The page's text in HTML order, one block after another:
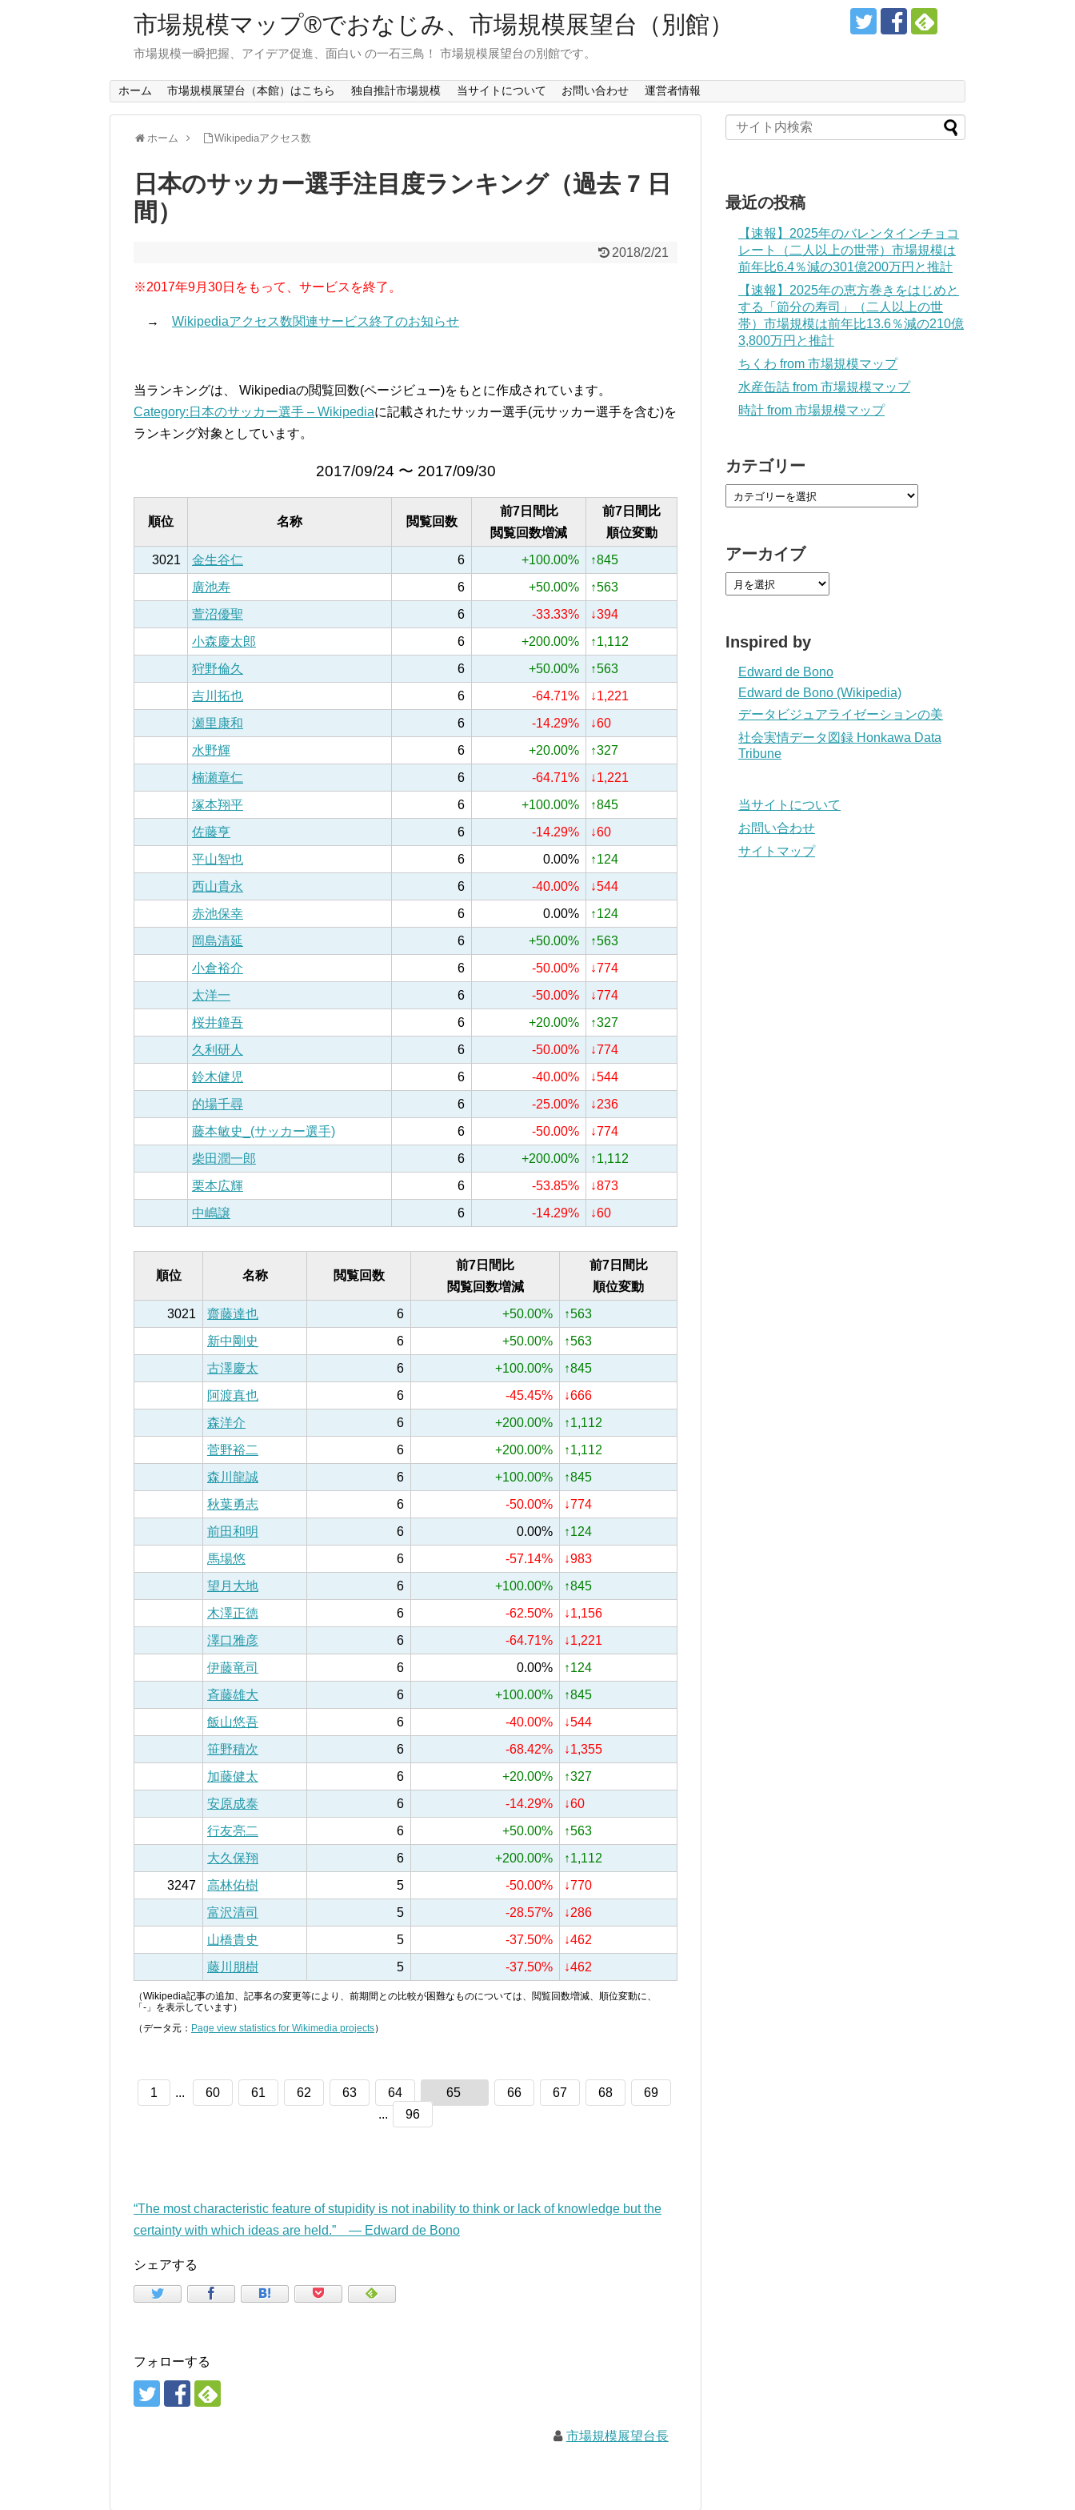
市場規模マップ®でおなじみ、市場規模展望台（別館）
市場規模一瞬把握、アイデア促進、面白い の一石三鳥！ 市場規模展望台の別館です。
ホーム 市場規模展望台（本館）はこちら 独自推計市場規模 当サイトについて お問い合わせ 運営者情報
ホーム Wikipediaアクセス数
日本のサッカー選手注目度ランキング（過去 7 日
間）
2018/2/21
※2017年9月30日をもって、サービスを終了。
→ Wikipediaアクセス数関連サービス終了のお知らせ
当ランキングは、 Wikipediaの閲覧回数(ページビュー)をもとに作成されています。
Category:日本のサッカー選手 – Wikipediaに記載されたサッカー選手(元サッカー選手を含む)を
ランキング対象としています。
2017/09/24 〜 2017/09/30
順位 名称 閲覧回数
前7日間比
閲覧回数増減
前7日間比
順位変動
3021
金生谷仁 6 +100.00%
↑845
廣池寿
6 +50.00%
↑563
萱沼優聖
6 -33.33%
↓394
小森慶太郎
6 +200.00%
↑1,112
狩野倫久
6 +50.00%
↑563
吉川拓也
6 -64.71%
↓1,221
瀬里康和
6 -14.29%
↓60
水野輝
6 +20.00%
↑327
楠瀬章仁
6 -64.71%
↓1,221
塚本翔平
6 +100.00%
↑845
佐藤亨
6 -14.29%
↓60
平山智也
6 0.00%
↑124
西山貴永
6 -40.00%
↓544
赤池保幸
6 0.00%
↑124
岡島清延
6 +50.00%
↑563
小倉裕介
6 -50.00%
↓774
太洋一
6 -50.00%
↓774
桜井鐘吾
6 +20.00%
↑327
久利研人
6 -50.00%
↓774
鈴木健児
6 -40.00%
↓544
的場千尋
6 -25.00%
↓236
藤本敏史_(サッカー選手)
6 -50.00%
↓774
柴田潤一郎
6 +200.00%
↑1,112
栗本広輝
6 -53.85%
↓873
中嶋譲
6 -14.29% ↓60
順位 名称 閲覧回数
前7日間比
閲覧回数増減
前7日間比
順位変動
3021
齋藤達也 6 +50.00%
↑563
新中剛史
6 +50.00%
↑563
古澤慶太
6 +100.00%
↑845
阿渡真也
6 -45.45%
↓666
森洋介
6 +200.00%
↑1,112
菅野裕二
6 +200.00%
↑1,112
森川龍誠
6 +100.00%
↑845
秋葉勇志
6 -50.00%
↓774
前田和明
6 0.00%
↑124
馬場悠
6 -57.14%
↓983
望月大地
6 +100.00%
↑845
木澤正徳
6 -62.50%
↓1,156
澤口雅彦
6 -64.71%
↓1,221
伊藤竜司
6 0.00%
↑124
斉藤雄大
6 +100.00%
↑845
飯山悠吾
6 -40.00%
↓544
笹野積次
6 -68.42%
↓1,355
加藤健太
6 +20.00%
↑327
安原成泰
6 -14.29%
↓60
行友亮二
6 +50.00%
↑563
大久保翔
6 +200.00%
↑1,112
3247
高林佑樹 5 -50.00%
↓770
富沢清司
5 -28.57%
↓286
山橋貴史
5 -37.50%
↓462
藤川朋樹
5 -37.50% ↓462
（Wikipedia記事の追加、記事名の変更等により、前期間との比較が困難なものについては、閲覧回数増減、順位変動に、
「-」を表示しています）
（データ元： Page view statistics for Wikimedia projects）
1 ... 60 61 62 63 64 65 66 67 68
69
...
96
“The most characteristic feature of stupidity is not inability to think or lack of knowledge but the
certainty with which ideas are held.” — Edward de Bono
シェアする
フォローする
市場規模展望台長
最近の投稿
【速報】2025年のバレンタインチョコ
レート（二人以上の世帯）市場規模は
前年比6.4％減の301億200万円と推計
【速報】2025年の恵方巻きをはじめと
する「節分の寿司」（二人以上の世
帯）市場規模は前年比13.6％減の210億
3,800万円と推計
ちくわ from 市場規模マップ
水産缶詰 from 市場規模マップ
時計 from 市場規模マップ
カテゴリー
アーカイブ
Inspired by
Edward de Bono
Edward de Bono (Wikipedia)
データビジュアライゼーションの美
社会実情データ図録 Honkawa Data
Tribune
当サイトについて
お問い合わせ
サイトマップ